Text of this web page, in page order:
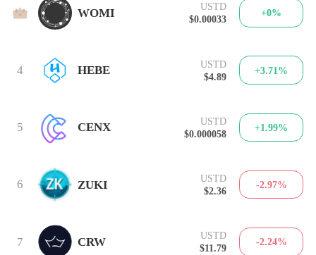
3 WOMI
USTD
$0.00033
+0%
4 HEBE
USTD
$4.89
+3.71%
5 CENX
USTD
$0.000058
+1.99%
6 ZUKI
USTD
$2.36
-2.97%
7 CRW
USTD
$11.79
-2.24%